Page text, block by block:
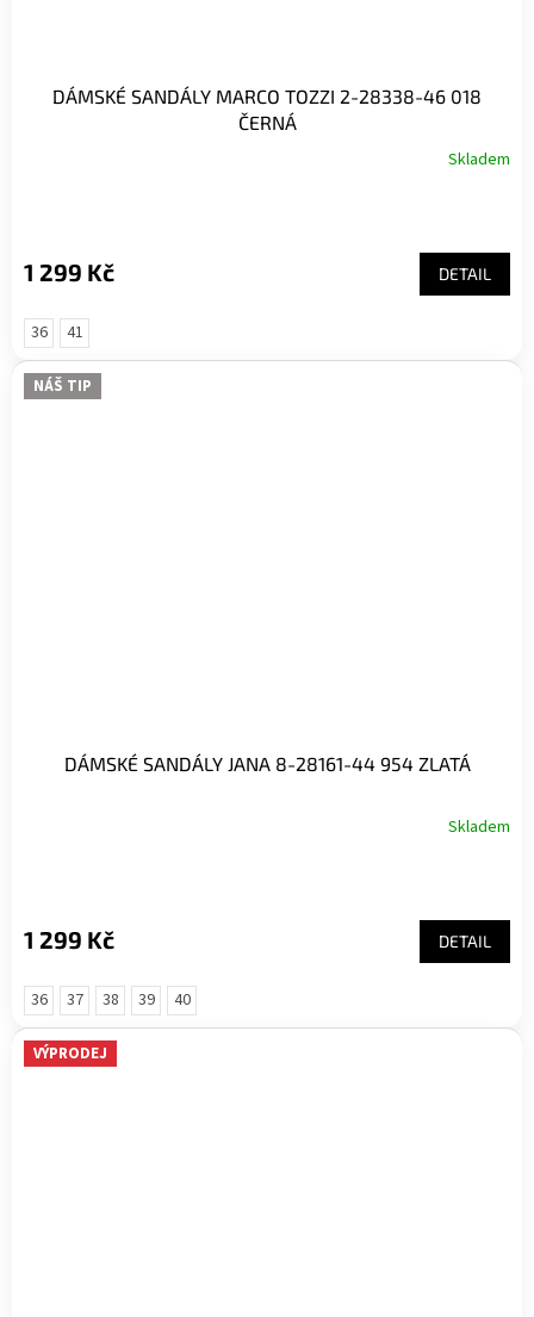
DÁMSKÉ SANDÁLY MARCO TOZZI 2-28338-46 018
ČERNÁ
Skladem
1 299 Kč DETAIL
36 41
NÁŠ TIP
DÁMSKÉ SANDÁLY JANA 8-28161-44 954 ZLATÁ
Skladem
1 299 Kč DETAIL
36 37 38 39 40
VÝPRODEJ